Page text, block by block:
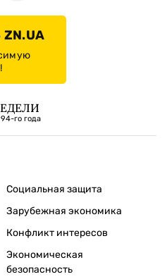
го года
Социальная защита
Зарубежная экономика
Конфликт интересов
Экономическая
безопасность